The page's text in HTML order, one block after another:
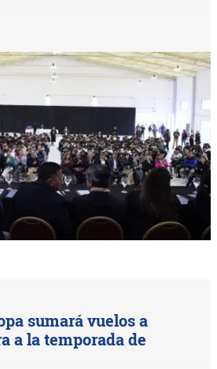
sumará vuelos a
a la temporada de